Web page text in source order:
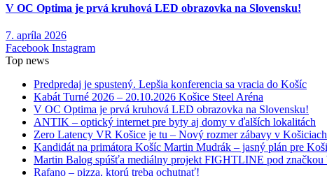
V OC Optima je prvá kruhová LED obrazovka na Slovensku!
7. apríla 2026
Facebook Instagram
Top news
Predpredaj je spustený. Lepšia konferencia sa vracia do Košíc
Kabát Turné 2026 – 20.10.2026 Košice Steel Aréna
V OC Optima je prvá kruhová LED obrazovka na Slovensku!
ANTIK – optický internet pre byty aj domy v ďalších lokalitách
Zero Latency VR Košice je tu – Nový rozmer zábavy v Košiciach
Kandidát na primátora Košíc Martin Mudrák – jasný plán pre
Martin Balog spúšťa mediálny projekt FIGHTLINE pod značkou
Rafano – pizza, ktorú treba ochutnať!